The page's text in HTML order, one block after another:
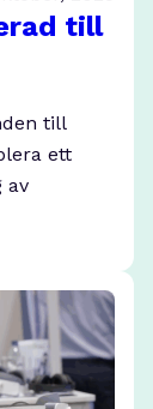
till
till
ett
av